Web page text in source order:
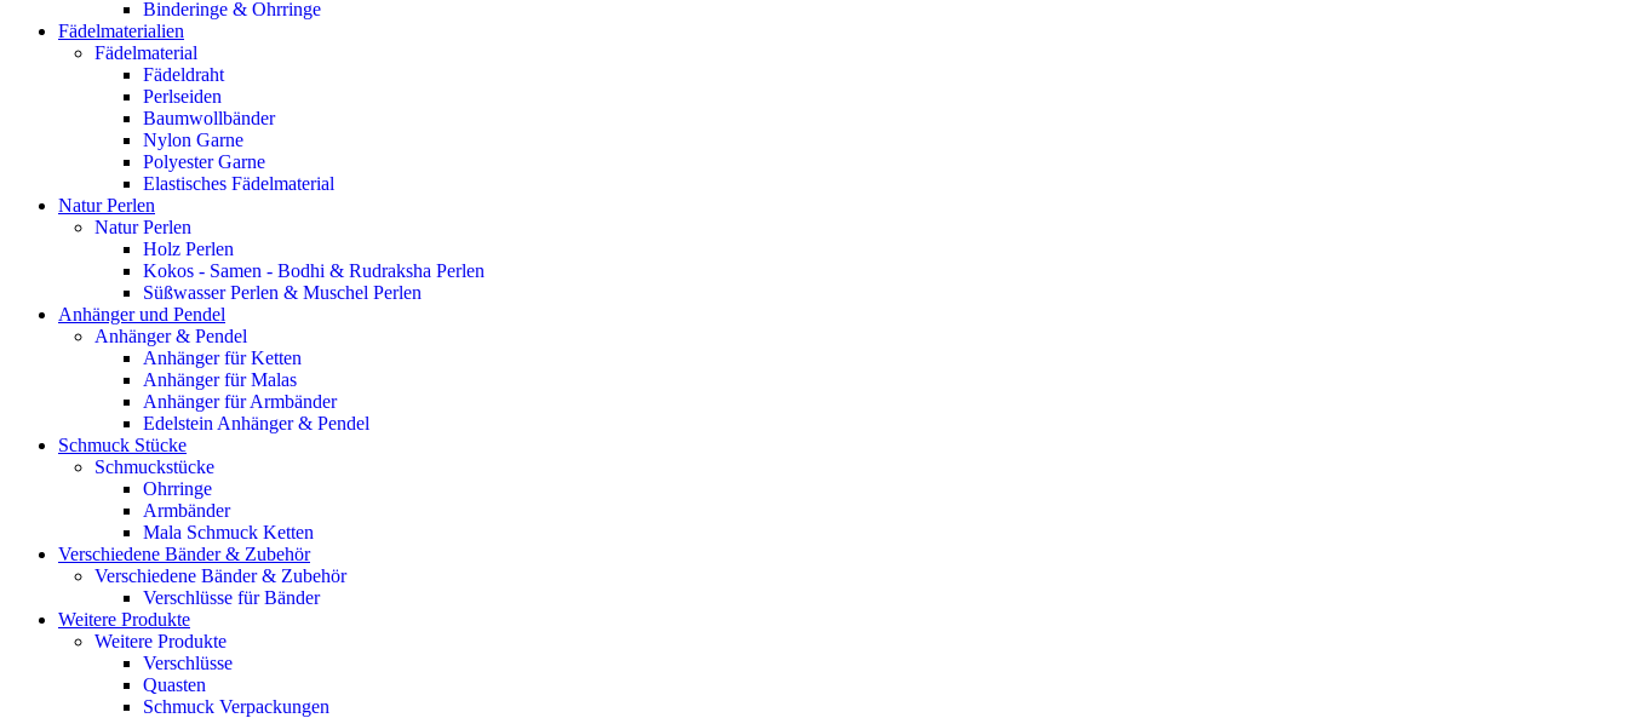
Binderinge & Ohrringe
Fädelmaterialien
Fädelmaterial
Fädeldraht
Perlseiden
Baumwollbänder
Nylon Garne
Polyester Garne
Elastisches Fädelmaterial
Natur Perlen
Natur Perlen
Holz Perlen
Kokos - Samen - Bodhi & Rudraksha Perlen
Süßwasser Perlen & Muschel Perlen
Anhänger und Pendel
Anhänger & Pendel
Anhänger für Ketten
Anhänger für Malas
Anhänger für Armbänder
Edelstein Anhänger & Pendel
Schmuck Stücke
Schmuckstücke
Ohrringe
Armbänder
Mala Schmuck Ketten
Verschiedene Bänder & Zubehör
Verschiedene Bänder & Zubehör
Verschlüsse für Bänder
Weitere Produkte
Weitere Produkte
Verschlüsse
Quasten
Schmuck Verpackungen